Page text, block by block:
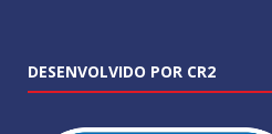
DESENVOLVIDO POR CR2